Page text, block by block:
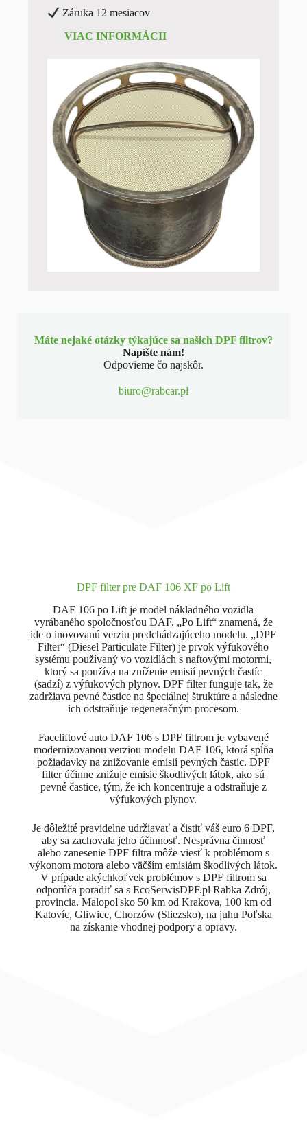
Záruka 12 mesiacov
VIAC INFORMÁCII
Máte nejaké otázky týkajúce sa našich DPF filtrov?
Napíšte nám!
Odpovieme čo najskôr.
biuro@rabcar.pl
DPF filter pre DAF 106 XF po Lift
DAF 106 po Lift je model nákladného vozidla
vyrábaného spoločnosťou DAF. „Po Lift“ znamená, že
ide o inovovanú verziu predchádzajúceho modelu. „DPF
Filter“ (Diesel Particulate Filter) je prvok výfukového
systému používaný vo vozidlách s naftovými motormi,
ktorý sa používa na zníženie emisií pevných častíc
(sadzí) z výfukových plynov. DPF filter funguje tak, že
zadržiava pevné častice na špeciálnej štruktúre a následne
ich odstraňuje regeneračným procesom.
Faceliftové auto DAF 106 s DPF filtrom je vybavené
modernizovanou verziou modelu DAF 106, ktorá spĺňa
požiadavky na znižovanie emisií pevných častíc. DPF
filter účinne znižuje emisie škodlivých látok, ako sú
pevné častice, tým, že ich koncentruje a odstraňuje z
výfukových plynov.
Je dôležité pravidelne udržiavať a čistiť váš euro 6 DPF,
aby sa zachovala jeho účinnosť. Nesprávna činnosť
alebo zanesenie DPF filtra môže viesť k problémom s
výkonom motora alebo väčším emisiám škodlivých látok.
V prípade akýchkoľvek problémov s DPF filtrom sa
odporúča poradiť sa s EcoSerwisDPF.pl Rabka Zdrój,
provincia. Malopoľsko 50 km od Krakova, 100 km od
Katovíc, Gliwice, Chorzów (Sliezsko), na juhu Poľska
na získanie vhodnej podpory a opravy.